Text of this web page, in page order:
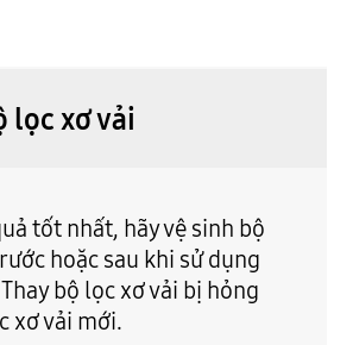
lọc xơ vải
tốt nhất, hãy vệ sinh bộ
hoặc sau khi sử dụng
bộ lọc xơ vải bị hỏng
xơ vải mới.